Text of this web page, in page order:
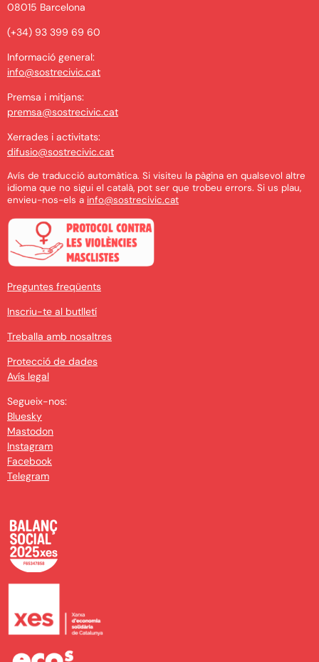
08015 Barcelona
(+34) 93 399 69 60
Informació general:
info@sostrecivic.cat
Premsa i mitjans:
premsa@sostrecivic.cat
Xerrades i activitats:
difusio@sostrecivic.cat
Avís de traducció automàtica. Si visiteu la pàgina en qualsevol altre
idioma que no sigui el català, pot ser que trobeu errors. Si us plau,
envieu-nos-els a info@sostrecivic.cat
Preguntes freqüents
Inscriu-te al butlletí
Treballa amb nosaltres
Protecció de dades
Avís legal
Segueix-nos:
Bluesky
Mastodon
Instagram
Facebook
Telegram